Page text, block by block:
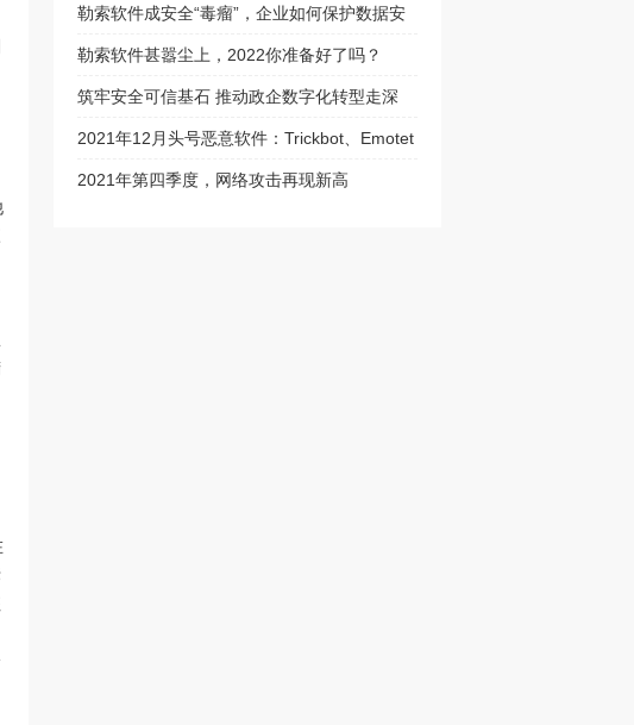
勒索软件成安全“毒瘤”，企业如何保护数据安
勒索软件甚嚣尘上，2022你准备好了吗？
筑牢安全可信基石 推动政企数字化转型走深
2021年12月头号恶意软件：Trickbot、Emotet
2021年第四季度，网络攻击再现新高